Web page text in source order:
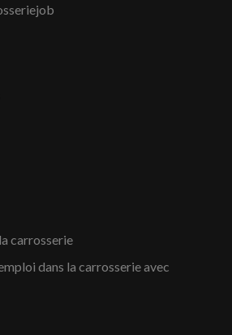
carrosserie
dans la carrosserie avec